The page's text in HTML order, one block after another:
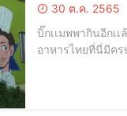
30 ต.ค. 2565
บิ๊กเเมพพากินอีกเเล้วค่าา ใครสา
อาหารไทยที่นี่มีครบสูตรกันเลยทีเดียว ร้านนี้ตั้งอยู่กันที่เกาะพะงัน